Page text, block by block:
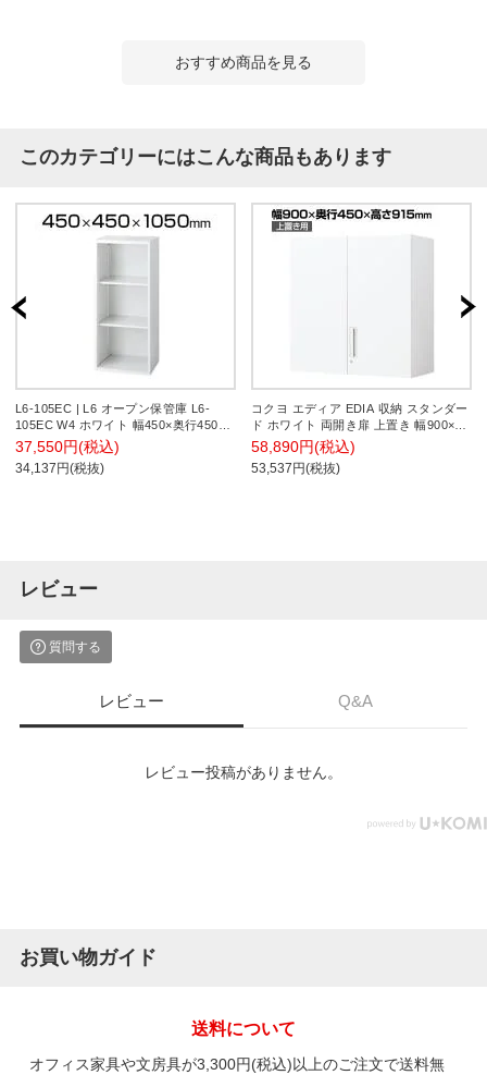
おすすめ商品を見る
このカテゴリーにはこんな商品もあります
L6-105EC | L6 オープン保管庫 L6-
105EC W4 ホワイト 幅450×奥行450×
高さ1050mm プラス(PLUS)
37,550円(税込)
34,137円(税抜)
コクヨ エディア EDIA 収納 スタンダー
ド ホワイト 両開き扉 上置き 幅900×奥
行450×高さ915mm BWU-SU49SAWN
58,890円(税込)
53,537円(税抜)
レビュー
質問する
レビュー Q&A
レビュー投稿がありません。
お買い物ガイド
送料について
オフィス家具や文房具が3,300円(税込)以上のご注文で送料無